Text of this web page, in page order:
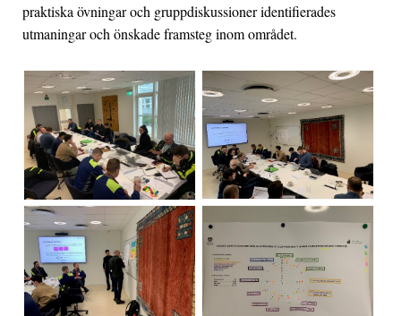
praktiska övningar och gruppdiskussioner identifierades
utmaningar och önskade framsteg inom området.